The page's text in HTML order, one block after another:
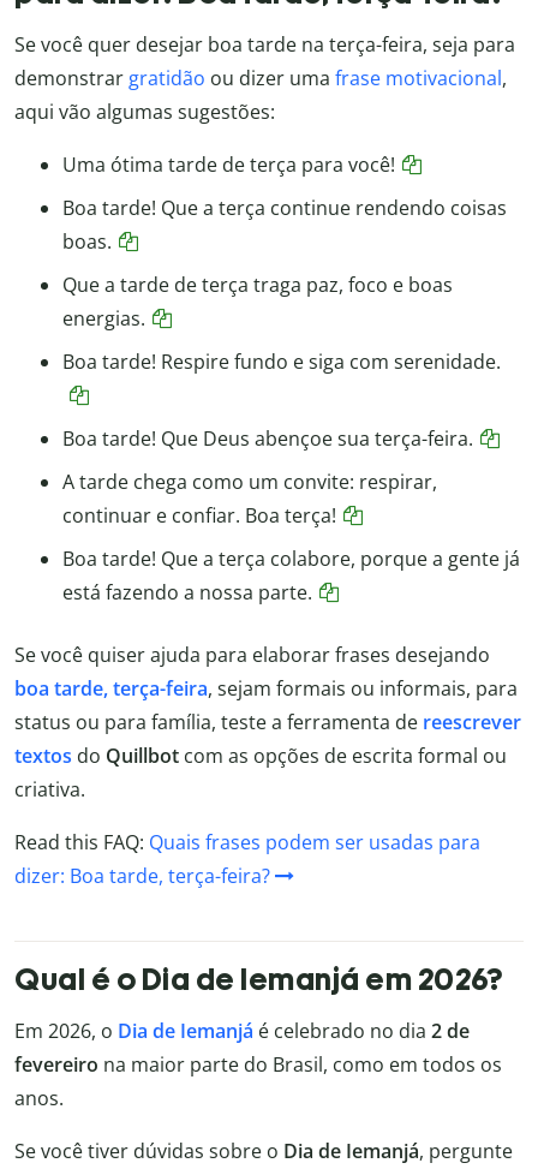
Se você quer desejar boa tarde na terça-feira, seja para
demonstrar gratidão ou dizer uma frase motivacional,
aqui vão algumas sugestões:
Uma ótima tarde de terça para você!
Boa tarde! Que a terça continue rendendo coisas
boas.
Que a tarde de terça traga paz, foco e boas
energias.
Boa tarde! Respire fundo e siga com serenidade.
Boa tarde! Que Deus abençoe sua terça-feira.
A tarde chega como um convite: respirar,
continuar e confiar. Boa terça!
Boa tarde! Que a terça colabore, porque a gente já
está fazendo a nossa parte.
Se você quiser ajuda para elaborar frases desejando
boa tarde, terça-feira, sejam formais ou informais, para
status ou para família, teste a ferramenta de reescrever
textos do Quillbot com as opções de escrita formal ou
criativa.
Read this FAQ: Quais frases podem ser usadas para
dizer: Boa tarde, terça-feira?
Qual é o Dia de Iemanjá em 2026?
Em 2026, o Dia de Iemanjá é celebrado no dia 2 de
fevereiro na maior parte do Brasil, como em todos os
anos.
Se você tiver dúvidas sobre o Dia de Iemanjá, pergunte